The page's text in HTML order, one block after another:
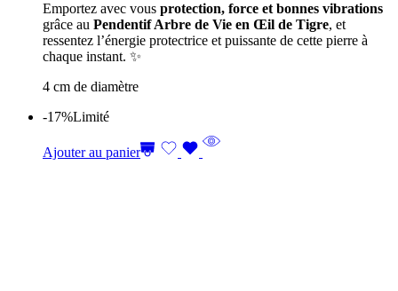
Emportez avec vous protection, force et bonnes vibrations
grâce au Pendentif Arbre de Vie en Œil de Tigre, et
ressentez l’énergie protectrice et puissante de cette pierre à
chaque instant. ✨
4 cm de diamètre
-17%Limité
Ajouter au panier